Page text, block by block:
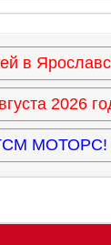
в
2026
ТСМ МОТОРС!